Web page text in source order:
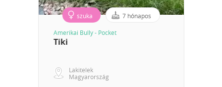
szuka 7 hónapos
Amerikai Bully - Pocket
Tiki
Lakitelek
Magyarország